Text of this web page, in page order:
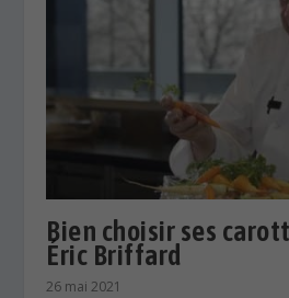
Bien choisir ses
Éric Briffard
26 mai 2021